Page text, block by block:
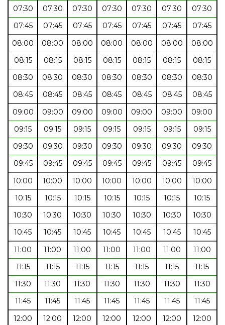
07:30
07:30 07:30 07:30 07:30 07:30
07:30
07:45
07:45 07:45 07:45 07:45 07:45
07:45
08:00
08:00 08:00 08:00 08:00 08:00
08:00
08:15
08:15 08:15 08:15 08:15 08:15
08:15
08:30
08:30 08:30 08:30 08:30 08:30
08:30
08:45
08:45 08:45 08:45 08:45 08:45
08:45
09:00
09:00 09:00 09:00 09:00 09:00
09:00
09:15
09:15 09:15 09:15 09:15 09:15
09:15
09:30
09:30 09:30 09:30 09:30 09:30
09:30
09:45
09:45 09:45 09:45 09:45 09:45
09:45
10:00
10:00 10:00 10:00 10:00 10:00
10:00
10:15
10:15 10:15 10:15 10:15 10:15
10:15
10:30
10:30 10:30 10:30 10:30 10:30
10:30
10:45
10:45 10:45 10:45 10:45 10:45
10:45
11:00
11:00 11:00 11:00 11:00 11:00
11:00
11:15
11:15 11:15 11:15 11:15 11:15
11:15
11:30
11:30 11:30 11:30 11:30 11:30
11:30
11:45
11:45 11:45 11:45 11:45 11:45
11:45
12:00
12:00 12:00 12:00 12:00 12:00
12:00